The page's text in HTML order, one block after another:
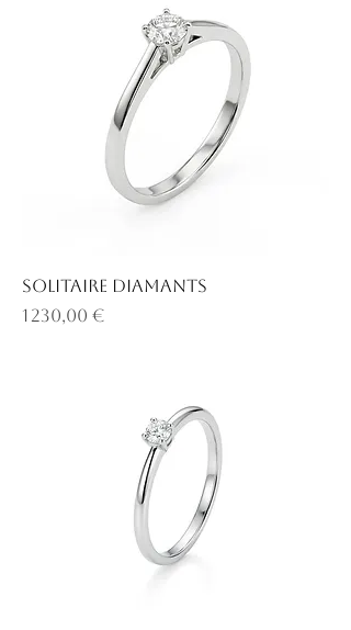
Solitaire diamants
Prix
1 230,00 €